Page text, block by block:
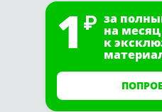
1 за
на месяц
к